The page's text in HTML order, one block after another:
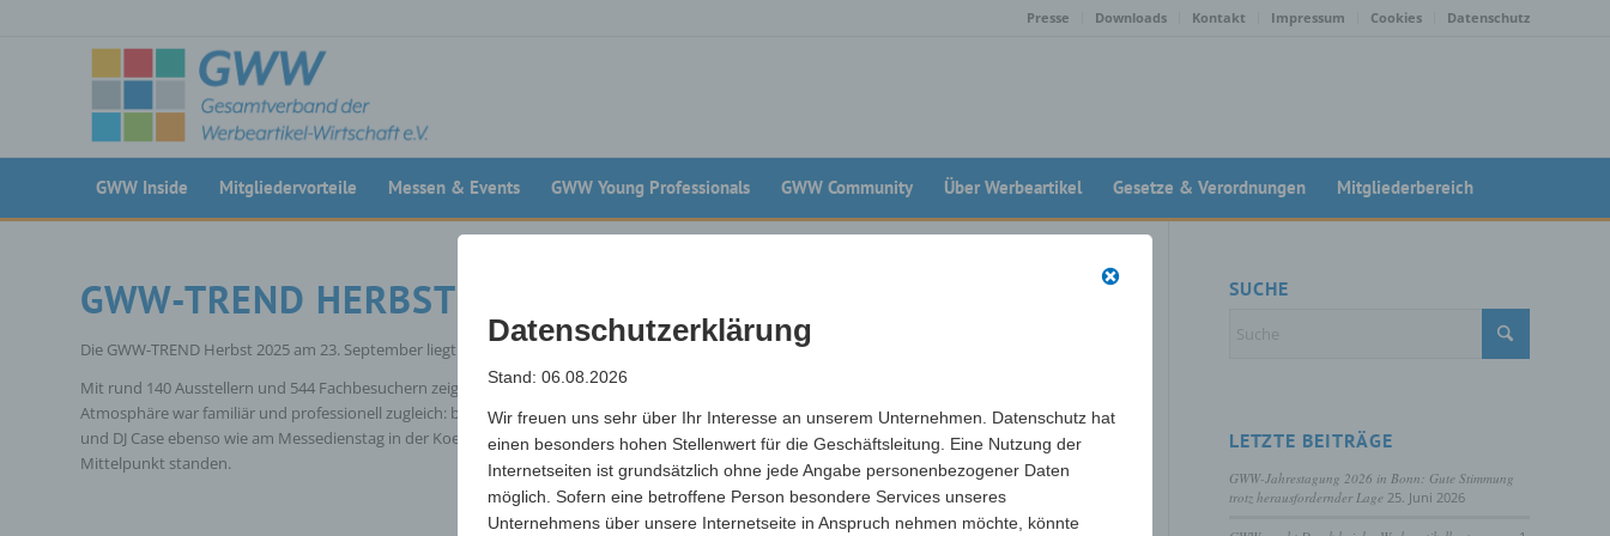
Presse Downloads Kontakt Impressum Cookies Datenschutz
GWW Inside Mitgliedervorteile Messen & Events GWW Young Professionals GWW Community Über Werbeartikel Gesetze & Verordnungen Mitgliederbereich
GWW-TREND HERBST 2025 NACHBERICHT
Die GWW-TREND Herbst 2025 am 23. September liegt hinter uns. Und wir bedanken uns herzlich bei allen , die dabei waren!
Mit rund 140 Ausstellern und 544 Fachbesuchern zeigte die Messe einmal mehr, wie stark die Werbeartikelbranche zusammensteht. Die
Atmosphäre war familiär und professionell zugleich: beim Get-together in den Rheinterrassen mit mediterranen Spezialitäten, bester Stimmung
und DJ Case ebenso wie am Messedienstag in der Koelnmesse, wo intensive Gespräche, inspirierende Produkte und gelebtes Networking im
Mittelpunkt standen.
SUCHE
LETZTE BEITRÄGE
GWW-Jahrestagung 2026 in Bonn: Gute Stimmung
trotz herausfordernder Lage 25. Juni 2026
Datenschutzerklärung
Stand: 06.08.2026
Wir freuen uns sehr über Ihr Interesse an unserem Unternehmen. Datenschutz hat
einen besonders hohen Stellenwert für die Geschäftsleitung. Eine Nutzung der
Internetseiten ist grundsätzlich ohne jede Angabe personenbezogener Daten
möglich. Sofern eine betroffene Person besondere Services unseres
Unternehmens über unsere Internetseite in Anspruch nehmen möchte, könnte